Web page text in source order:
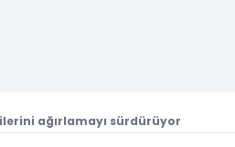
ağırlamayı sürdürüyor